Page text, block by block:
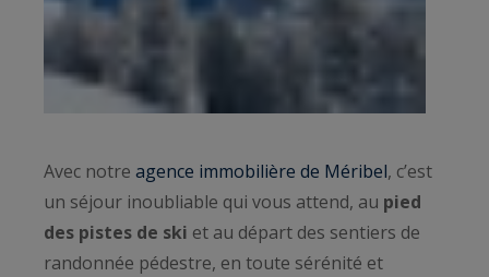
Avec notre agence immobilière de Méribel, c’est
un séjour inoubliable qui vous attend, au pied
des pistes de ski et au départ des sentiers de
randonnée pédestre, en toute sérénité et